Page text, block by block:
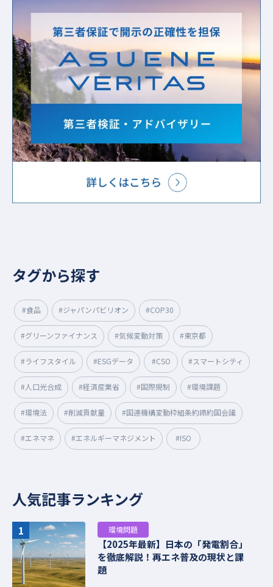
タグから探す
#食品 #ジャパンパビリオン #COP30
#グリーンファイナンス #気候変動対策 #東京都
#ライフスタイル #ESGデータ #CSO #スマートシティ
#人口光合成 #経済産業省 #国際規制 #環境課題
#環境法 #削減貢献量 #国連機構変動枠組条約締約国会議
#エネマネ #エネルギーマネジメント #ISO
人気記事ランキング
1 環境問題
【2025年最新】日本の「発電割合」
を徹底解説！再エネ普及の現状と課
題